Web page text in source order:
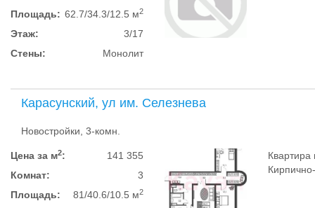
Площадь: 62.7/34.3/12.5 м2
Этаж:
3/17
Стены:
Монолит
Карасунский, ул им. Селезнева
Новостройки, 3-комн.
Цена за м2:
141 355
Комнат:
3
Площадь:
81/40.6/10.5 м2